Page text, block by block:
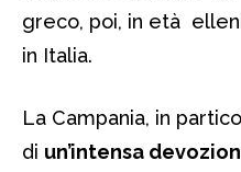
greco, poi, in età
in Italia.
La Campania, in
di un’intensa